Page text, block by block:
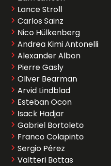
Lance Stroll
Carlos Sainz
Nico Hülkenberg
Andrea Kimi Antonelli
Alexander Albon
Pierre Gasly
Oliver Bearman
Arvid Lindblad
Esteban Ocon
Isack Hadjar
Gabriel Bortoleto
Franco Colapinto
Sergio Pérez
Valtteri Bottas